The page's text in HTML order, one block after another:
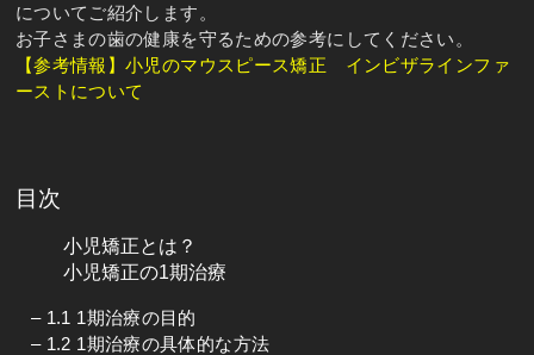
についてご紹介します。
お子さまの歯の健康を守るための参考にしてください。
【参考情報】小児のマウスピース矯正 インビザラインファ
ーストについて
目次
小児矯正とは？
小児矯正の1期治療
– 1.1 1期治療の目的
– 1.2 1期治療の具体的な方法